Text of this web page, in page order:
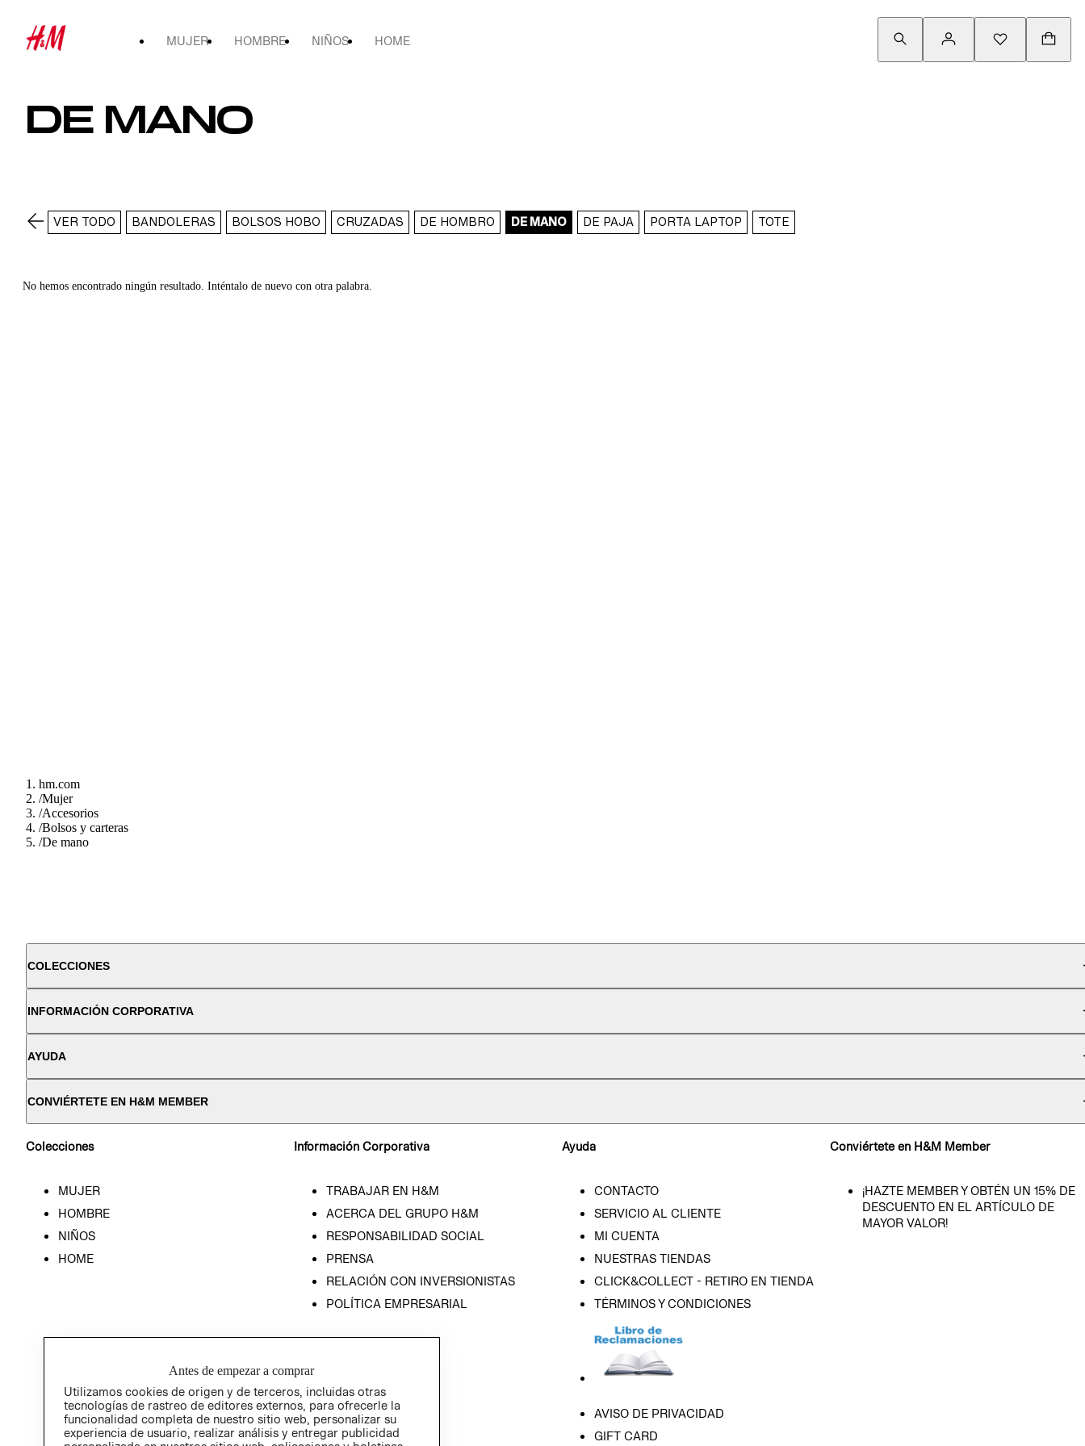
MUJER HOMBRE NIÑOS HOME
DE MANO
VER TODO BANDOLERAS BOLSOS HOBO CRUZADAS DE HOMBRO DE MANO DE PAJA PORTA LAPTOP TOTE
No hemos encontrado ningún resultado. Inténtalo de nuevo con otra palabra.
hm.com
/Mujer
/Accesorios
/Bolsos y carteras
/De mano
COLECCIONES
INFORMACIÓN CORPORATIVA
AYUDA
CONVIÉRTETE EN H&M MEMBER
Colecciones
MUJER
HOMBRE
NIÑOS
HOME
Información Corporativa
TRABAJAR EN H&M
ACERCA DEL GRUPO H&M
RESPONSABILIDAD SOCIAL
PRENSA
RELACIÓN CON INVERSIONISTAS
POLÍTICA EMPRESARIAL
Ayuda
CONTACTO
SERVICIO AL CLIENTE
MI CUENTA
NUESTRAS TIENDAS
CLICK&COLLECT - RETIRO EN TIENDA
TÉRMINOS Y CONDICIONES
AVISO DE PRIVACIDAD
GIFT CARD
Conviértete en H&M Member
¡HAZTE MEMBER Y OBTÉN UN 15% DE
DESCUENTO EN EL ARTÍCULO DE
MAYOR VALOR!
Antes de empezar a comprar
Utilizamos cookies de origen y de terceros, incluidas otras
tecnologías de rastreo de editores externos, para ofrecerle la
funcionalidad completa de nuestro sitio web, personalizar su
experiencia de usuario, realizar análisis y entregar publicidad